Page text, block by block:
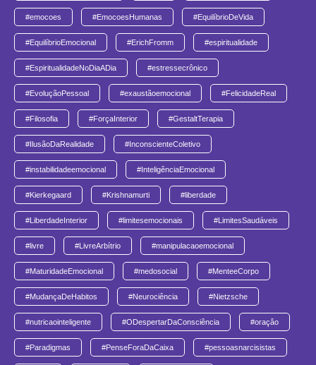
#emocoes #EmocoesHumanas #EquilíbrioDeVida
#EquilíbrioEmocional #ErichFromm #espiritualidade
#EspiritualidadeNoDiaADia #estressecrônico
#EvoluçãoPessoal #exaustãoemocional #FelicidadeReal
#Filosofia #ForçaInterior #GestaltTerapia
#IlusãoDaRealidade #InconscienteColetivo
#instabilidadeemocional #InteligênciaEmocional
#Kierkegaard #Krishnamurti #liberdade
#LiberdadeInterior #limitesemocionais #LimitesSaudáveis
#livre #LivreArbítrio #manipulacaoemocional
#MaturidadeEmocional #medosocial #MenteeCorpo
#MudançaDeHabitos #Neurociência #Nietzsche
#nutricaointeligente #ODespertarDaConsciência #oraçâo
#Paradigmas #PenseForaDaCaixa #pessoasnarcisistas